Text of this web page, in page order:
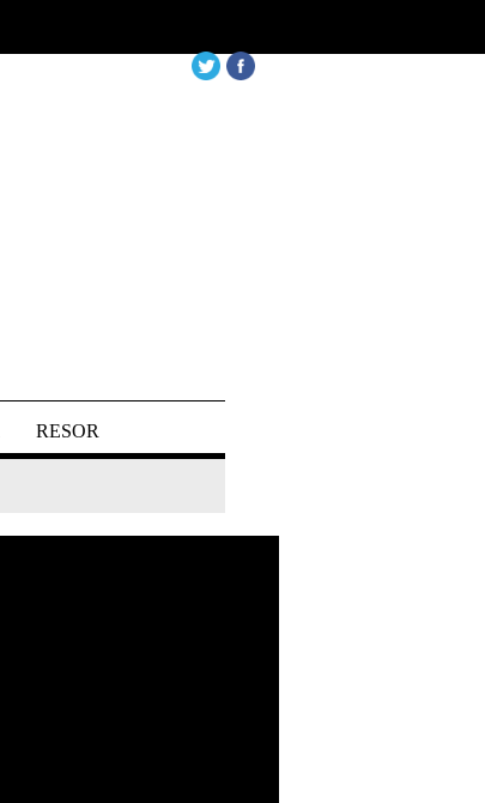
RESOR